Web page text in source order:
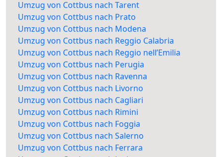
Umzug von Cottbus nach Tarent
Umzug von Cottbus nach Prato
Umzug von Cottbus nach Modena
Umzug von Cottbus nach Reggio Calabria
Umzug von Cottbus nach Reggio nell’Emilia
Umzug von Cottbus nach Perugia
Umzug von Cottbus nach Ravenna
Umzug von Cottbus nach Livorno
Umzug von Cottbus nach Cagliari
Umzug von Cottbus nach Rimini
Umzug von Cottbus nach Foggia
Umzug von Cottbus nach Salerno
Umzug von Cottbus nach Ferrara